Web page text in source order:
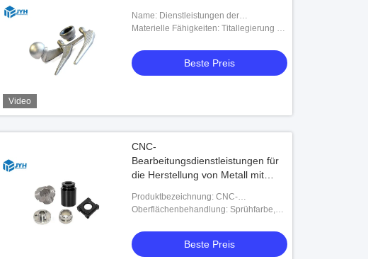
Video
Name: Dienstleistungen der
Präzisionsbearbeitung von Titan
Materielle Fähigkeiten: Titallegierung Ti-
Ni、Ti-Pd、SP-700、Ti-6242、Ti-10-5-
3、Ti-1023、BT9、BT
Beste Preis
CNC-
Bearbeitungsdienstleistungen für
die Herstellung von Metall mit
Produktbezeichnung: CNC-
Bearbeitungsdienste für Präzisionsteile
Oberflächenbehandlung: Sprühfarbe,
Polieren, Oxidation
Beste Preis